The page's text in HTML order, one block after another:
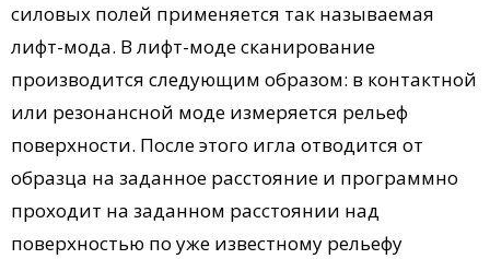
силовых полей применяется так называемая
лифт-мода. В лифт-моде сканирование
производится следующим образом: в контактной
или резонансной моде измеряется рельеф
поверхности. После этого игла отводится от
образца на заданное расстояние и программно
проходит на заданном расстоянии над
поверхностью по уже известному рельефу